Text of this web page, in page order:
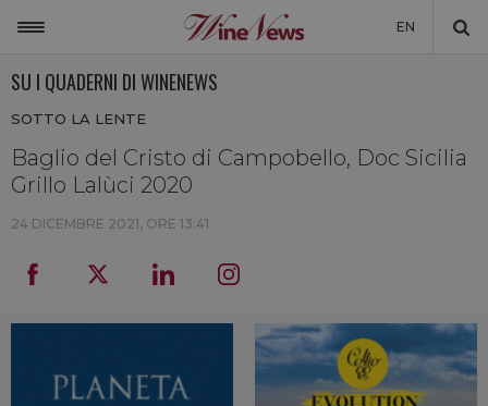
EN
NON SOLO VINO
WINENEWS TV
SU I QUADERNI DI WINENEWS
SOTTO LA LENTE
Baglio del Cristo di Campobello, Doc Sicilia
Grillo Lalùci 2020
24 DICEMBRE 2021, ORE 13:41